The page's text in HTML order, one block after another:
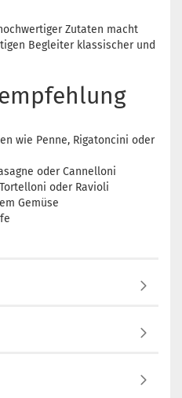
Zutaten macht
Begleiter klassischer und
wie Penne, Rigatoncini oder
oder Cannelloni
oder Ravioli
Gemüse